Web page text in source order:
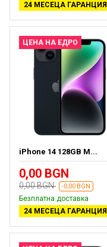
24 МЕСЕЦА ГАРАНЦИЯ
ЦЕНА НА ЕДРО
iPhone 14 128GB M...
0,00 BGN
0,00 BGN -0,00 BGN
Безплатна доставка
24 МЕСЕЦА ГАРАНЦИЯ